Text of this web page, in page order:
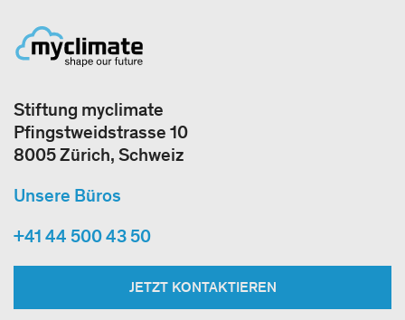
Stiftung myclimate
Pfingstweidstrasse 10
8005 Zürich, Schweiz
Unsere Büros
+41 44 500 43 50
JETZT KONTAKTIEREN